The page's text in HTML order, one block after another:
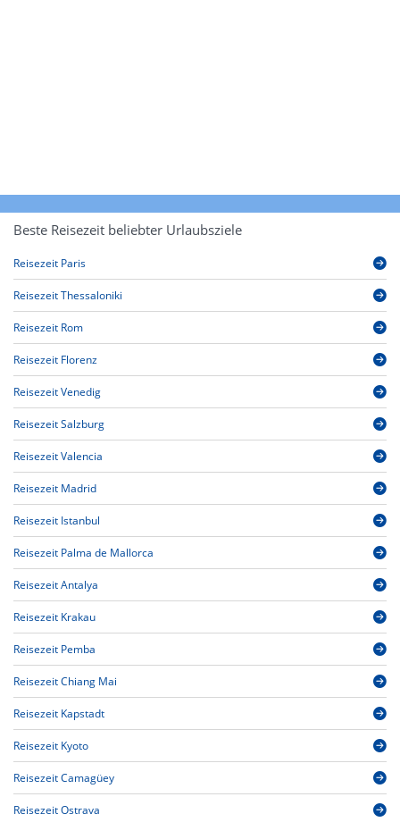
Beste Reisezeit beliebter Urlaubsziele
Reisezeit Paris
Reisezeit Thessaloniki
Reisezeit Rom
Reisezeit Florenz
Reisezeit Venedig
Reisezeit Salzburg
Reisezeit Valencia
Reisezeit Madrid
Reisezeit Istanbul
Reisezeit Palma de Mallorca
Reisezeit Antalya
Reisezeit Krakau
Reisezeit Pemba
Reisezeit Chiang Mai
Reisezeit Kapstadt
Reisezeit Kyoto
Reisezeit Camagüey
Reisezeit Ostrava